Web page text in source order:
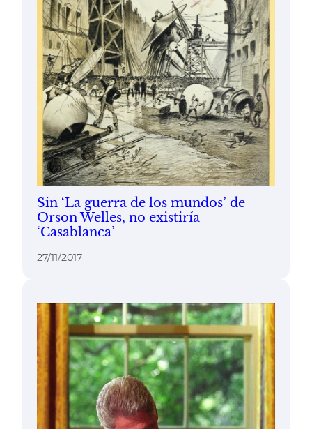
Sin ‘La guerra de los mundos’ de
Orson Welles, no existiría
‘Casablanca’
27/11/2017